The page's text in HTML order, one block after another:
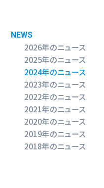
NEWS
2026年のニュース
2025年のニュース
2024年のニュース
2023年のニュース
2022年のニュース
2021年のニュース
2020年のニュース
2019年のニュース
2018年のニュース